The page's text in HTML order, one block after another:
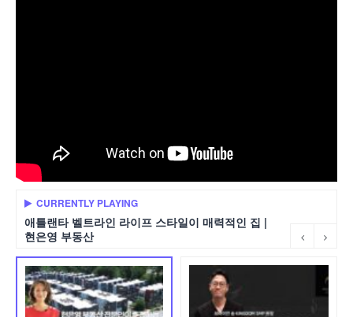
CURRENTLY PLAYING
애틀랜타 벨트라인 라이프 스타일이 매력적인 집 |
현은영 부동산